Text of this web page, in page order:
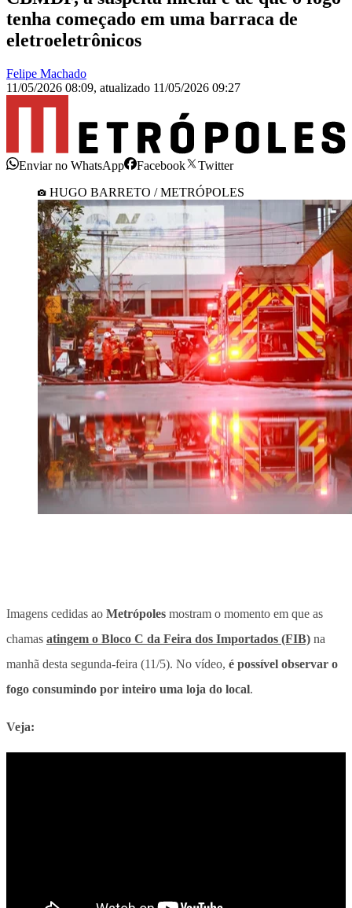
tenha começado em uma barraca de
eletroeletrônicos
Felipe Machado
11/05/2026 08:09, atualizado 11/05/2026 09:27
Enviar no WhatsApp Facebook
Twitter
HUGO BARRETO / METRÓPOLES
Imagens cedidas ao Metrópoles mostram o momento em que as
chamas atingem o Bloco C da Feira dos Importados (FIB) na
manhã desta segunda-feira (11/5). No vídeo, é possível observar o
fogo consumindo por inteiro uma loja do local.
Veja: